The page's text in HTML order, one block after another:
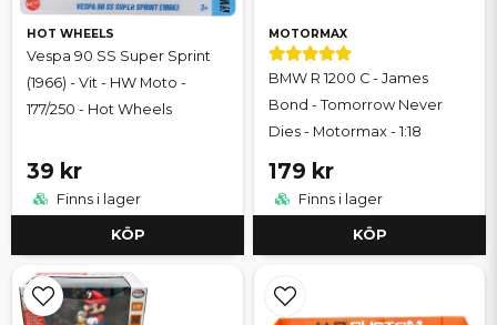
HOT WHEELS
Vespa 90 SS Super Sprint
(1966) - Vit - HW Moto -
177/250 - Hot Wheels
39 kr
Finns i lager
KÖP
MOTORMAX
BMW R 1200 C - James
Bond - Tomorrow Never
Dies - Motormax - 1:18
179 kr
Finns i lager
KÖP